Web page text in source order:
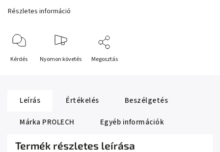
Részletes információ
Kérdés Nyomon követés Megosztás
Leírás Értékelés
Beszélgetés
Márka PROLECH Egyéb információk
Termék részletes leírása